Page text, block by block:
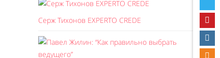
Серж Тихонов EXPERTO CREDE